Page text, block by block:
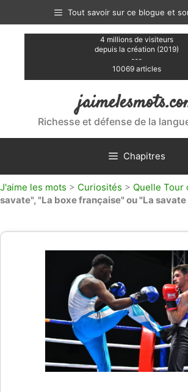
contenu
Tout savoir sur ce blogue et
4 millions de visiteurs
depuis la création (2019)
---
10069 articles
Richesse et défense de la
Chapitres
J'aime les mots > Curiosités > Quelle Tour
savate", "La boxe française" ou "La